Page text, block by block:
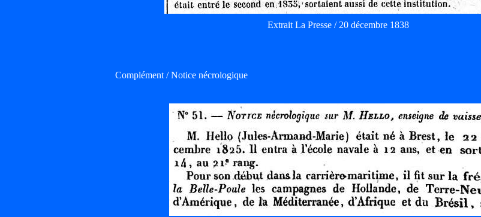
Extrait La Presse / 20 décembre 1838
Complément / Notice nécrologique